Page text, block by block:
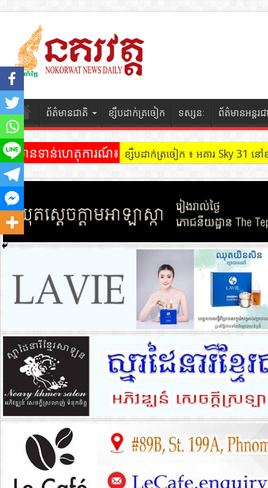
ព័ត៌មានជាតិ ខ្សឹបដាក់ត្រចៀក ទស្សនៈ ព័ត៌មានអន្តរជ
ព័ត៌មានទាន់ហេតុការណ៍៖ ខ្សឹបដាក់ត្រចៀក ៖ អគារ Sky 31
ខ្សឹបដាក់ត្រចៀក ៖ ដល់ករ ! ឈ្មួញដឹក